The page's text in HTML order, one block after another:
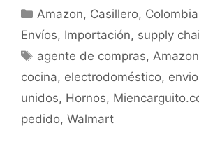
Amazon, Casillero, Colombia
Envíos, Importación, supply
agente de compras, Amazon
cocina, electrodoméstico,
unidos, Hornos,
pedido, Walmart